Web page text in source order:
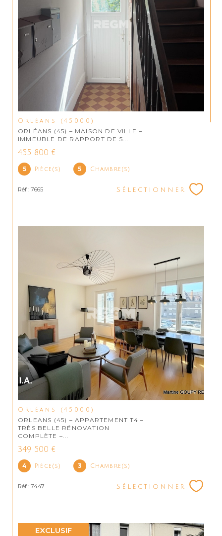
Orléans (45000)
ORLÉANS (45) – MAISON DE VILLE –
IMMEUBLE DE RAPPORT DE 5...
455 800 €
5 Pièce(s) 5 Chambre(s)
Réf : 7665 Sélectionner
Orléans (45000)
ORLEANS (45) – APPARTEMENT T4 –
TRÈS BELLE RÉNOVATION
COMPLÈTE –...
349 500 €
4 Pièce(s) 3 Chambre(s)
Réf : 7447 Sélectionner
EXCLUSIF